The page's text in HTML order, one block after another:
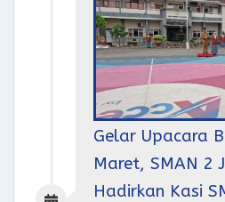
Gelar Upacara
Maret, SMAN 2
Hadirkan Kasi